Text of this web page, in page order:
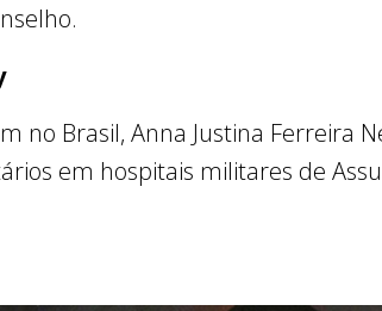
no Brasil, Anna Justina Ferreira
em hospitais militares de